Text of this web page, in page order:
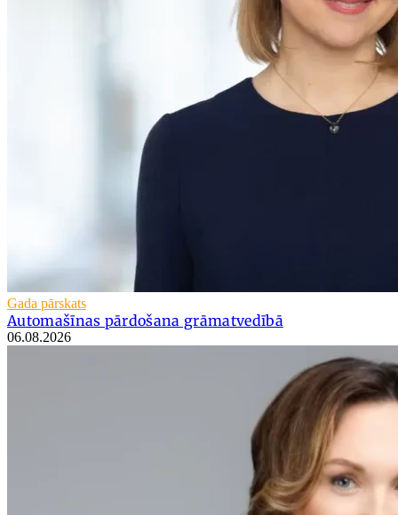
Gada pārskats
Automašīnas pārdošana grāmatvedībā
06.08.2026